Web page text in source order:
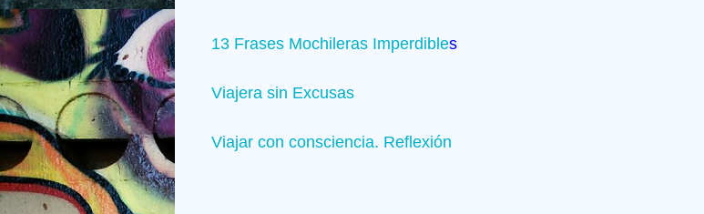
13 Frases Mochileras Imperdibles
Viajera sin Excusas
Viajar con consciencia. Reflexión